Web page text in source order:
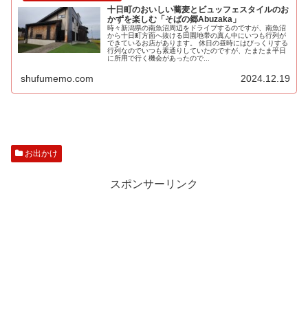
十日町のおいしい蕎麦とビュッフェスタイルのお
かずを楽しむ「そばの郷Abuzaka」
時々新潟県の南魚沼周辺をドライブするのですが、南魚沼
から十日町方面へ抜ける田園地帯の真ん中にいつも行列が
できているお店があります。 休日の昼時にはびっくりする
行列なのでいつも素通りしていたのですが、たまたま平日
に所用で行く機会があったので...
shufumemo.com 2024.12.19
お出かけ
スポンサーリンク